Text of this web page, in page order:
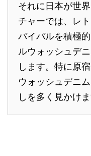
それに日本が世
チャーでは、レ
バイバルを積極
ルウォッシュデ
します。特に原
ウォッシュデニ
しを多く見かけま